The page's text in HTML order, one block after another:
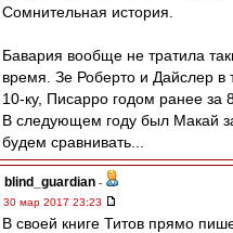
Сомнительная история.
Бавария вообще не тратила
время. Зе Роберто и Дайслер в
10-ку, Писарро годом ранее за
В следующем году был Макай
будем сравнивать...
blind_guardian -
30 мар 2017 23:23
В своей книге Титов прямо